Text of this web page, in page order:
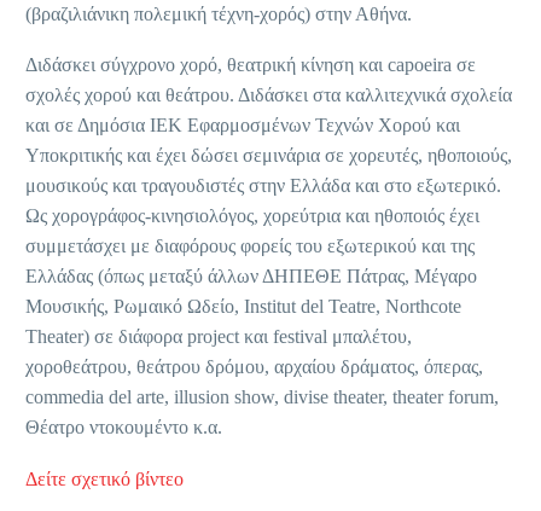
(βραζιλιάνικη πολεμική τέχνη-χορός) στην Αθήνα.
Διδάσκει σύγχρονο χορό, θεατρική κίνηση και capoeira σε
σχολές χορού και θεάτρου. Διδάσκει στα καλλιτεχνικά σχολεία
και σε Δημόσια ΙΕΚ Εφαρμοσμένων Τεχνών Χορού και
Υποκριτικής και έχει δώσει σεμινάρια σε χορευτές, ηθοποιούς,
μουσικούς και τραγουδιστές στην Ελλάδα και στο εξωτερικό.
Ως χορογράφος-κινησιολόγος, χορεύτρια και ηθοποιός έχει
συμμετάσχει με διαφόρους φορείς του εξωτερικού και της
Ελλάδας (όπως μεταξύ άλλων ΔΗΠΕΘΕ Πάτρας, Μέγαρο
Μουσικής, Ρωμαικό Ωδείο, Institut del Teatre, Northcote
Theater) σε διάφορα project και festival μπαλέτου,
χοροθεάτρου, θεάτρου δρόμου, αρχαίου δράματος, όπερας,
commedia del arte, illusion show, divise theater, theater forum,
Θέατρο ντοκουμέντο κ.α.
Δείτε σχετικό βίντεο